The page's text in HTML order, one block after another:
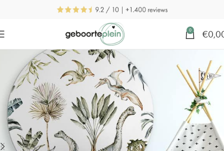
0 €